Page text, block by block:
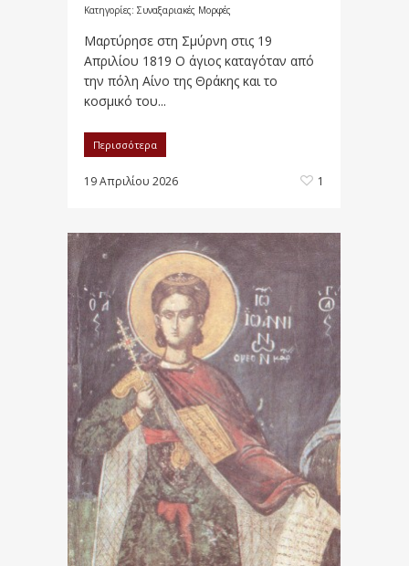
Κατηγορίες: Συναξαριακές Μορφές
Μαρτύρησε στη Σμύρνη στις 19
Απριλίου 1819 Ο άγιος καταγόταν από
την πόλη Αίνο της Θράκης και το
κοσμικό του...
Περισσότερα
19 Απριλίου 2026 1